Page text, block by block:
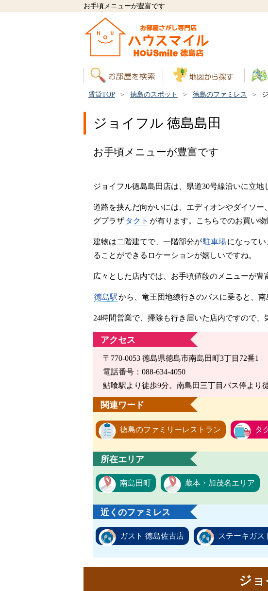
お手頃メニューが豊富です
賃貸TOP 徳島のスポット 徳島のファミレス
ジョイフル 徳島島田
お手頃メニューが豊富です
ジョイフル徳島島田店は、県道30号線沿いに立
道路を挟んだ向かいには、エディオンやダイソ
グプラザ タクト が有ります。こちらでのお買い
建物は二階建てで、一階部分が駐車場になって
ることができるロケーションが嬉しいですね。
広々とした店内では、お手頃値段のメニューが
徳島駅から、竜王団地線行きのバスに乗ると、
24時間営業で、掃除も行き届いた店内ですので、
アクセス
〒770-0053 徳島県徳島市南島田町3丁目72番1
電話番号：088-634-4050
鮎喰駅より徒歩9分。南島田三丁目バス停より
関連ワード
徳島のファミリーレストラン タ
所在エリア
南島田町 蔵本・加茂名エリア
近くのファミレス
ガスト 徳島佐古店 ステーキガス
ジョ